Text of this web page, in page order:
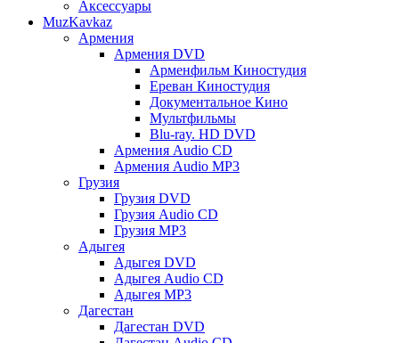
Аксессуары
MuzKavkaz
Армения
Армения DVD
Арменфильм Киностудия
Ереван Киностудия
Документальное Кино
Мультфильмы
Blu-ray. HD DVD
Армения Audio CD
Армения Audio MP3
Грузия
Грузия DVD
Грузия Audio CD
Грузия MP3
Адыгея
Адыгея DVD
Адыгея Audio CD
Адыгея MP3
Дагестан
Дагестан DVD